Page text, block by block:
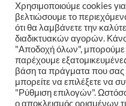
Τρόποι Πληρωμής
Αποστολή / Παραλαβή
Πολιτική Απορρήτου
Χρησιμοποιούμε cookies
βελτιώσουμε το
ότι θα λαμβάνετε την
διαδικτυακών αγορών.
"Αποδοχή όλων", μπορούμε
παρέχουμε
βάση τα πράγματα που σας
μπορείτε να επιλέξετε να
"Ρύθμιση επιλογών".
ο αποκλεισμός ορισμένων